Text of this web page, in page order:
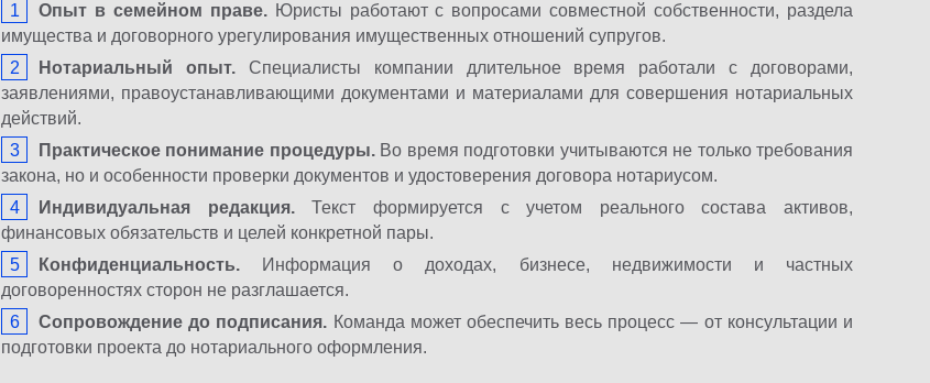
Опыт в семейном праве.Юристы работают с вопросами совместной собственности, раздела
имущества и договорного урегулирования имущественных отношений супругов.
Нотариальный опыт.Специалисты компании длительное время работали с договорами,
заявлениями, правоустанавливающими документами и материалами для совершения нотариальных
действий.
Практическое понимание процедуры.Во время подготовки учитываются не только требования
закона, но и особенности проверки документов и удостоверения договора нотариусом.
Индивидуальная редакция.Текст формируется с учетом реального состава активов,
финансовых обязательств и целей конкретной пары.
Конфиденциальность. Информация о доходах, бизнесе, недвижимости и частных
договоренностях сторон не разглашается.
Сопровождение до подписания. Команда может обеспечить весь процесс — от консультации и
подготовки проекта до нотариального оформления.